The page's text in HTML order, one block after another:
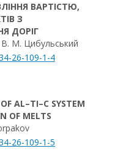
ВАРТІСТЮ,
З
ДОРІГ
М. Цибульський
26-109-1-4
AL–TI–C SYSTEM
OF MELTS
26-109-1-5